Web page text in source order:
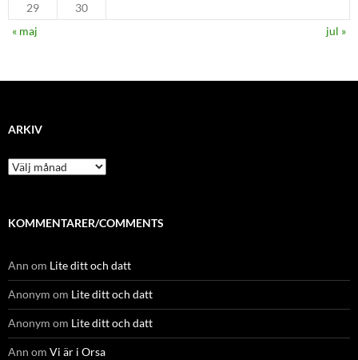
29
30
« maj
jul »
ARKIV
Arkiv
KOMMENTARER/COMMENTS
Ann om Lite ditt och datt
Anonym om Lite ditt och datt
Anonym om Lite ditt och datt
Ann om Vi är i Orsa